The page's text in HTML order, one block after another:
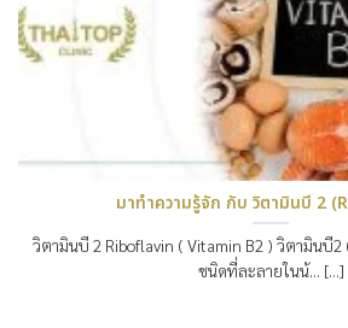
มาทำความรู้จัก กับ วิตามินบี 2
วิตามินบี 2 Riboflavin ( Vitamin B2 ) วิตามินบี
ชนิดที่ละลายในน้… [...]